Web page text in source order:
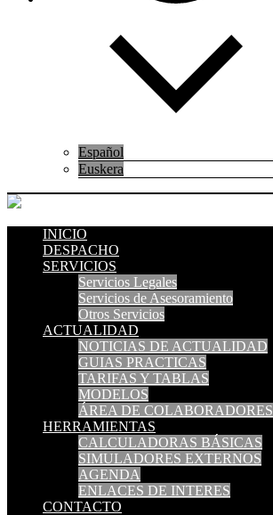
Español
Euskera
INICIO
DESPACHO
SERVICIOS
Servicios Legales
Servicios de Asesoramiento
Otros Servicios
ACTUALIDAD
NOTICIAS DE ACTUALIDAD
GUIAS PRACTICAS
TARIFAS Y TABLAS
MODELOS
ÁREA DE COLABORADORES
HERRAMIENTAS
CALCULADORAS BÁSICAS
SIMULADORES EXTERNOS
AGENDA
ENLACES DE INTERES
CONTACTO